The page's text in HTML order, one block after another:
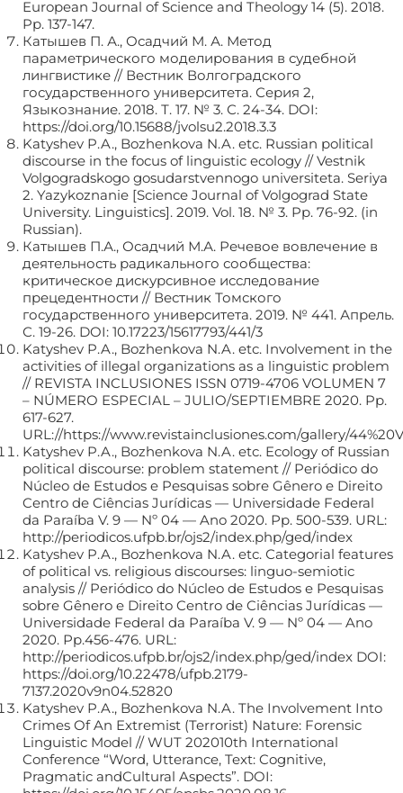
European Journal of Science and Theology 14 (5). 2018.
Pp. 137-147.
Катышев П. А., Осадчий М. А. Метод
параметрического моделирования в судебной
лингвистике // Вестник Волгоградского
государственного университета. Серия 2,
Языкознание. 2018. Т. 17. № 3. С. 24-34. DOI:
https://doi.org/10.15688/jvolsu2.2018.3.3
Katyshev P.A., Bozhenkova N.A. etc. Russian political
discourse in the focus of linguistic ecology // Vestnik
Volgogradskogo gosudarstvennogo universiteta. Seriya
2. Yazykoznanie [Science Journal of Volgograd State
University. Linguistics]. 2019. Vol. 18. № 3. Pp. 76-92. (in
Russian).
Катышев П.А., Осадчий М.А. Речевое вовлечение в
деятельность радикального сообщества:
критическое дискурсивное исследование
прецедентности // Вестник Томского
государственного университета. 2019. № 441. Апрель.
С. 19-26. DOI: 10.17223/15617793/441/3
Katyshev P.A., Bozhenkova N.A. etc. Involvement in the
activities of illegal organizations as a linguistic problem
// REVISTA INCLUSIONES ISSN 0719-4706 VOLUMEN 7
– NÚMERO ESPECIAL – JULIO/SEPTIEMBRE 2020. Pp.
617-627.
URL://https://www.revistainclusiones.com/gallery/
Katyshev P.A., Bozhenkova N.A. etc. Ecology of Russian
political discourse: problem statement // Periódico do
Núcleo de Estudos e Pesquisas sobre Gênero e Direito
Centro de Ciências Jurídicas — Universidade Federal
da Paraíba V. 9 — Nº 04 — Ano 2020. Рp. 500-539. URL:
http://periodicos.ufpb.br/ojs2/index.php/ged/index
Katyshev P.A., Bozhenkova N.A. etc. Сategorial features
of political vs. religious discourses: linguo-semiotic
analysis // Periódico do Núcleo de Estudos e Pesquisas
sobre Gênero e Direito Centro de Ciências Jurídicas —
Universidade Federal da Paraíba V. 9 — Nº 04 — Ano
2020. Рp.456-476. URL:
http://periodicos.ufpb.br/ojs2/index.php/ged/index DOI:
https://doi.org/10.22478/ufpb.2179-
7137.2020v9n04.52820
Katyshev P.A., Bozhenkova N.A. The Involvement Into
Crimes Of An Extremist (Terrorist) Nature: Forensic
Linguistic Model // WUT 202010th International
Conference “Word, Utterance, Text: Cognitive,
Pragmatic andCultural Aspects”. DOI: